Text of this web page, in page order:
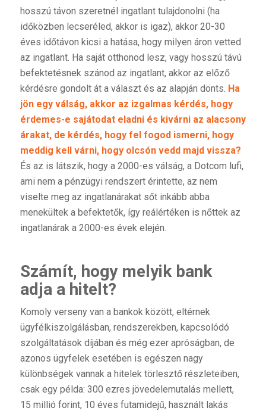
hosszú távon szeretnél ingatlant tulajdonolni (ha
időközben lecseréled, akkor is igaz), akkor 20-30
éves időtávon kicsi a hatása, hogy milyen áron vetted
az ingatlant. Ha saját otthonod lesz, vagy hosszú távú
befektetésnek szánod az ingatlant, akkor az előző
kérdésre gondolt át a választ és az alapján dönts. Ha
jön egy válság, akkor az izgalmas kérdés, hogy
érdemes-e sajátodat eladni és kivárni az alacsony
árakat, de kérdés, hogy fel fogod ismerni, hogy
meddig kell várni, hogy olcsón vedd majd vissza?
És az is látszik, hogy a 2000-es válság, a Dotcom lufi,
ami nem a pénzügyi rendszert érintette, az nem
viselte meg az ingatlanárakat sőt inkább abba
menekültek a befektetők, így reálértéken is nőttek az
ingatlanárak a 2000-es évek elején.
Számít, hogy melyik bank
adja a hitelt?
Komoly verseny van a bankok között, eltérnek
ügyfélkiszolgálásban, rendszerekben, kapcsolódó
szolgáltatások díjában és még ezer apróságban, de
azonos ügyfelek esetében is egészen nagy
különbségek vannak a hitelek törlesztő részleteiben,
csak egy példa: 300 ezres jövedelemutalás mellett,
15 millió forint, 10 éves futamidejű, használt lakás